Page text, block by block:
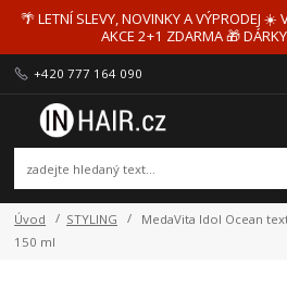
🌴 LETNÍ SLEVY, NOVINKY A VÝPRODEJ ☀️
AKCE 2+1 ZDARMA 🎁
+420 777 164 090
Úvod STYLING
MedaVita Idol Ocean
150 ml